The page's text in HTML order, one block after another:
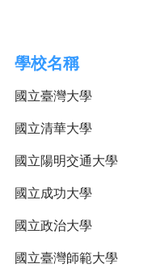
學校名稱
國立臺灣大學
國立清華大學
國立陽明交通大學
國立成功大學
國立政治大學
國立臺灣師範大學